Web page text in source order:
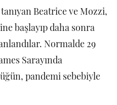
Beatrice ve Mozzi,
başlayıp daha sonra
Normalde 29
Sarayında
pandemi sebebiyle